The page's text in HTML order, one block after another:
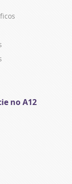
no A12